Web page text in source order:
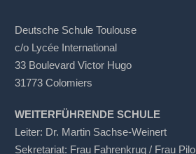
Deutsche Schule Toulouse
c/o Lycée International
33 Boulevard Victor Hugo
31773 Colomiers
WEITERFÜHRENDE SCHULE
Leiter: Dr. Martin Sachse-Weinert
Sekretariat: Frau Fahrenkrug / Frau Pilo